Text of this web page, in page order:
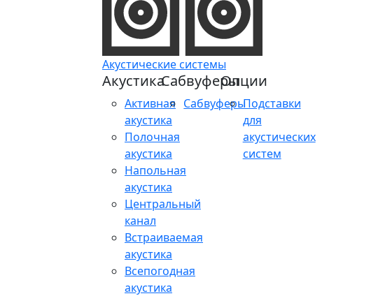
Акустические системы
Акустика
Активная
акустика
Полочная
акустика
Напольная
акустика
Центральный
канал
Встраиваемая
акустика
Всепогодная
акустика
Сабвуферы
Сабвуферы
Опции
Подставки
для
акустических
систем